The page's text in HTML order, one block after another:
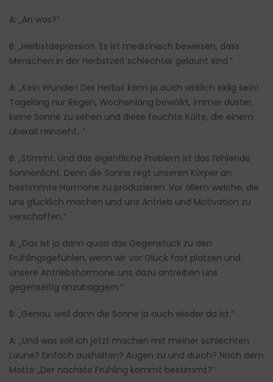
A: „An was?“
B: „Herbstdepression. Es ist medizinisch bewiesen, dass
Menschen in der Herbstzeit schlechter gelaunt sind.“
A: „Kein Wunder! Der Herbst kann ja auch wirklich eklig sein!
Tagelang nur Regen, Wochenlang bewölkt, immer düster,
keine Sonne zu sehen und diese feuchte Kälte, die einem
überall reinzieht…“
B: „Stimmt. Und das eigentliche Problem ist das fehlende
Sonnenlicht. Denn die Sonne regt unseren Körper an
bestimmte Hormone zu produzieren. Vor allem welche, die
uns glücklich machen und uns Antrieb und Motivation zu
verschaffen.“
A: „Das ist ja dann quasi das Gegenstück zu den
Frühlingsgefühlen, wenn wir vor Glück fast platzen und
unsere Antriebshormone uns dazu antreiben uns
gegenseitig anzubaggern.“
B: „Genau, weil dann die Sonne ja auch wieder da ist.“
A: „Und was soll ich jetzt machen mit meiner schlechten
Laune? Einfach aushalten? Augen zu und durch? Nach dem
Motto „Der nächste Frühling kommt bestimmt?“